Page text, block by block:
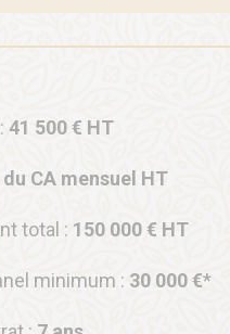
41 500 € HT
du CA mensuel HT
total : 150 000 € HT
minimum : 30 000 €*